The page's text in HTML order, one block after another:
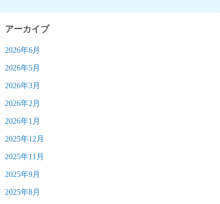
アーカイブ
2026年6月
2026年5月
2026年3月
2026年2月
2026年1月
2025年12月
2025年11月
2025年9月
2025年8月